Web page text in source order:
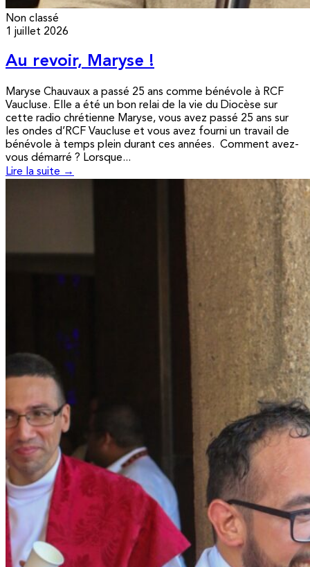
Non classé
1 juillet 2026
Au revoir, Maryse !
Maryse Chauvaux a passé 25 ans comme bénévole à RCF
Vaucluse. Elle a été un bon relai de la vie du Diocèse sur
cette radio chrétienne Maryse, vous avez passé 25 ans sur
les ondes d’RCF Vaucluse et vous avez fourni un travail de
bénévole à temps plein durant ces années. Comment avez-
vous démarré ? Lorsque...
Lire la suite →